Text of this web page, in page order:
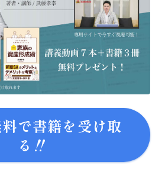
で書籍を受け取
る‼